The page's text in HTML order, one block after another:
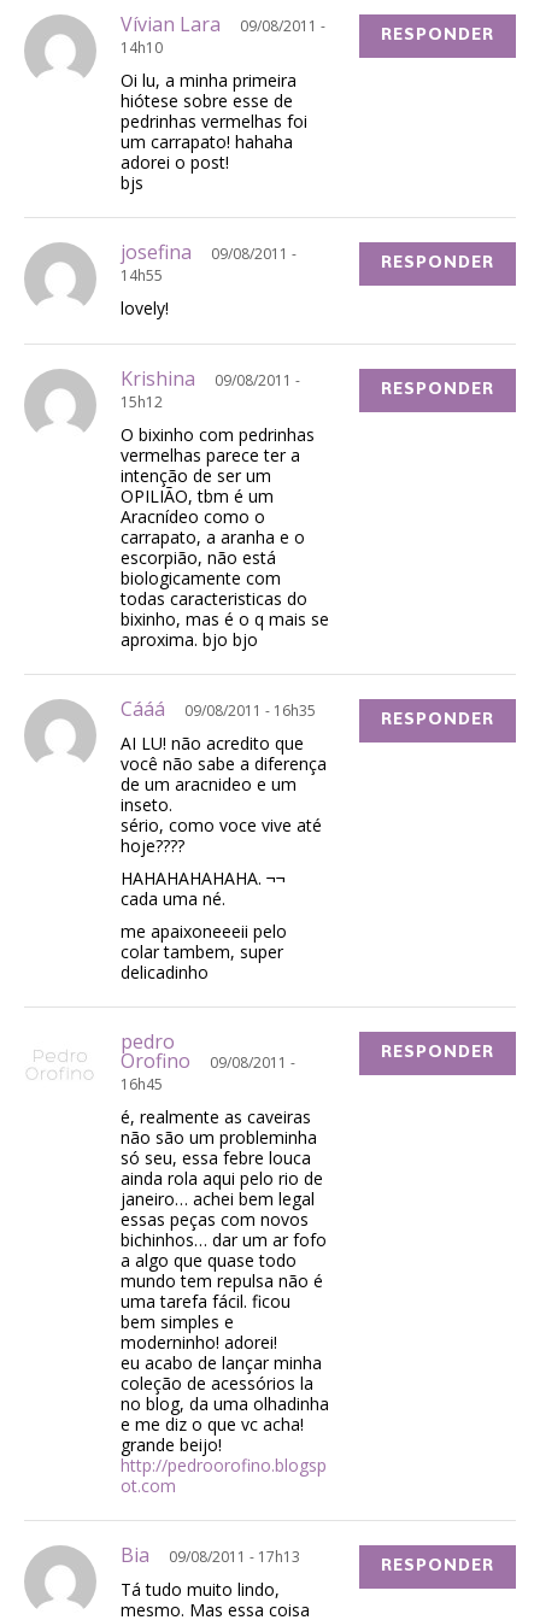
Vívian Lara
09/08/2011 -
14h10
Oi lu, a minha primeira
hiótese sobre esse de
pedrinhas vermelhas foi
um carrapato! hahaha
adorei o post!
bjs
RESPONDER
josefina
09/08/2011 -
14h55
lovely!
RESPONDER
Krishina
09/08/2011 -
15h12
O bixinho com pedrinhas
vermelhas parece ter a
intenção de ser um
OPILIÃO, tbm é um
Aracnídeo como o
carrapato, a aranha e o
escorpião, não está
biologicamente com
todas caracteristicas do
bixinho, mas é o q mais se
aproxima. bjo bjo
RESPONDER
Cááá 09/08/2011 - 16h35
AI LU! não acredito que
você não sabe a diferença
de um aracnideo e um
inseto.
sério, como voce vive até
hoje????
HAHAHAHAHAHA. ¬¬
cada uma né.
me apaixoneeeii pelo
colar tambem, super
delicadinho
RESPONDER
pedro
Orofino
09/08/2011 -
16h45
é, realmente as caveiras
não são um probleminha
só seu, essa febre louca
ainda rola aqui pelo rio de
janeiro… achei bem legal
essas peças com novos
bichinhos… dar um ar fofo
a algo que quase todo
mundo tem repulsa não é
uma tarefa fácil. ficou
bem simples e
moderninho! adorei!
eu acabo de lançar minha
coleção de acessórios la
no blog, da uma olhadinha
e me diz o que vc acha!
grande beijo!
http://pedroorofino.blogsp
ot.com
RESPONDER
Bia 09/08/2011 - 17h13
Tá tudo muito lindo,
mesmo. Mas essa coisa
RESPONDER